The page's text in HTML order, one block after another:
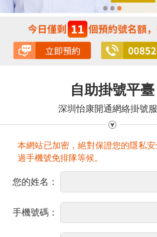
自助掛號平臺
深圳怡康開通網絡掛號
本網站已加密，絕對保證您的隱私
過手機號免排隊等候。
您的姓名：
手機號碼：